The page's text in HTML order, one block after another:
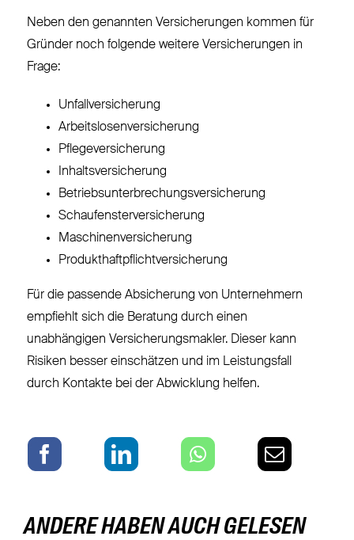
Neben den genannten Versicherungen kommen für
Gründer noch folgende weitere Versicherungen in
Frage:
Unfallversicherung
Arbeitslosenversicherung
Pflegeversicherung
Inhaltsversicherung
Betriebsunterbrechungsversicherung
Schaufensterversicherung
Maschinenversicherung
Produkthaftpflichtversicherung
Für die passende Absicherung von Unternehmern
empfiehlt sich die Beratung durch einen
unabhängigen Versicherungsmakler. Dieser kann
Risiken besser einschätzen und im Leistungsfall
durch Kontakte bei der Abwicklung helfen.
ANDERE HABEN AUCH GELESEN